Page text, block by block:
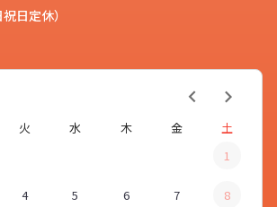
日定休）
火 水 木 金
土
1
4 5 6 7 8